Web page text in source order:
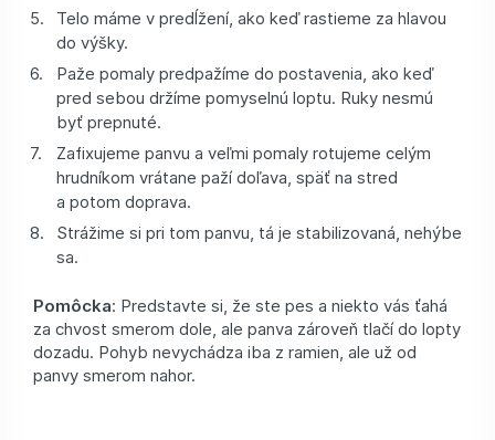
Telo máme v predĺžení, ako keď rastieme za hlavou
do výšky.
Paže pomaly predpažíme do postavenia, ako keď
pred sebou držíme pomyselnú loptu. Ruky nesmú
byť prepnuté.
Zafixujeme panvu a veľmi pomaly rotujeme celým
hrudníkom vrátane paží doľava, späť na stred
a potom doprava.
Strážime si pri tom panvu, tá je stabilizovaná, nehýbe
sa.
Pomôcka: Predstavte si, že ste pes a niekto vás ťahá
za chvost smerom dole, ale panva zároveň tlačí do lopty
dozadu. Pohyb nevychádza iba z ramien, ale už od
panvy smerom nahor.